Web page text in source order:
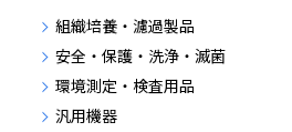
組織培養・濾過製品
安全・保護・洗浄・滅菌
環境測定・検査用品
汎用機器